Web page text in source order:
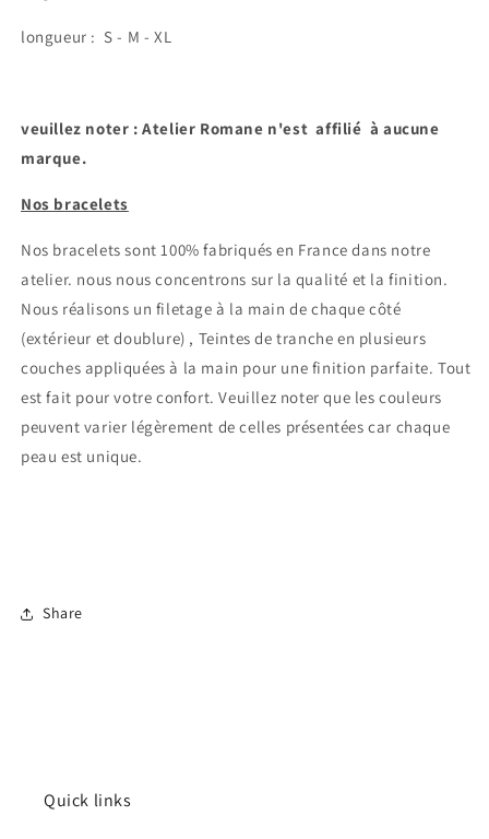
longueur : S - M - XL
veuillez noter : Atelier Romane n'est affilié à aucune
marque.
Nos bracelets
Nos bracelets sont 100% fabriqués en France dans notre
atelier. nous nous concentrons sur la qualité et la finition.
Nous réalisons un filetage à la main de chaque côté
(extérieur et doublure) , Teintes de tranche en plusieurs
couches appliquées à la main pour une finition parfaite. Tout
est fait pour votre confort. Veuillez noter que les couleurs
peuvent varier légèrement de celles présentées car chaque
peau est unique.
Share
Quick links
Connexion requise
Connectez-vous à votre compte pour ajouter des
produits à votre liste de souhaits et afficher vos
articles précédemment enregistrés.